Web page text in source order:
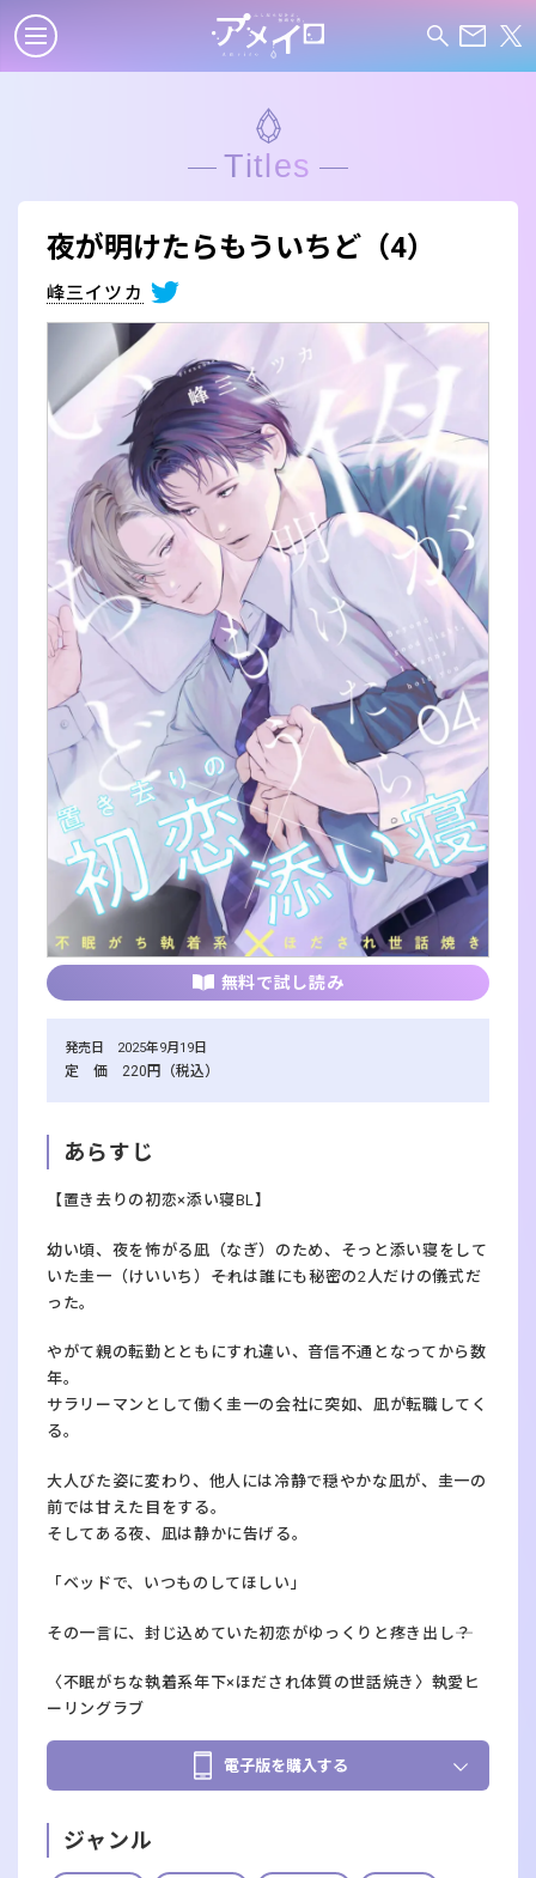
Titles
夜が明けたらもういちど（4）
峰三イツカ
無料で試し読み
発売日 2025年9月19日
定 価 220円（税込）
あらすじ
【置き去りの初恋×添い寝BL】
幼い頃、夜を怖がる凪（なぎ）のため、そっと添い寝をして
いた圭一（けいいち）――それは誰にも秘密の2人だけの儀式だ
った。
やがて親の転勤とともにすれ違い、音信不通となってから数
年。
サラリーマンとして働く圭一の会社に突如、凪が転職してく
る。
大人びた姿に変わり、他人には冷静で穏やかな凪が、圭一の
前では甘えた目をする。
そしてある夜、凪は静かに告げる。
「ベッドで、いつものしてほしい」
その一言に、封じ込めていた初恋がゆっくりと疼き出し――？
〈不眠がちな執着系年下×ほだされ体質の世話焼き〉執愛ヒ
ーリングラブ
電子版を購入する
ジャンル